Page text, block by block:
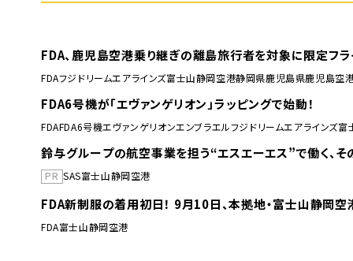
FDA、鹿児島空港乗り継ぎの離島旅行者を対象に限定フラ
FDAフジドリームエアラインズ富士山静岡空港静岡県鹿児島県鹿児島空
FDA6号機が「エヴァンゲリオン」ラッピングで始動！
FDAFDA6号機エヴァンゲリオンエンブラエルフジドリームエアラインズ富
鈴与グループの航空事業を担う“エスエーエス”で働く、そ
PR SAS富士山静岡空港
FDA新制服の着用初日！ 9月10日、本拠地・富士山静岡空
FDA富士山静岡空港